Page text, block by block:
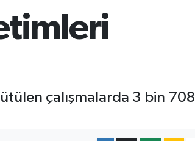
%0
%-1.82
çalışmalarda 3 bin 708